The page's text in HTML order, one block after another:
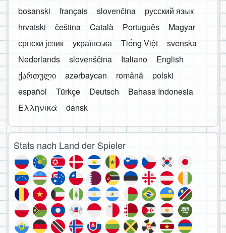
bosanski français slovenčina
русский язык
hrvatski
čeština Català Português
Magyar
српски језик
українська Tiếng Việt
svenska
Nederlands
slovenščina Italiano
English
ქართული
azərbaycan română
polski
español
Türkçe Deutsch
Bahasa Indonesia
Ελληνικά
dansk
Stats nach Land der Spieler